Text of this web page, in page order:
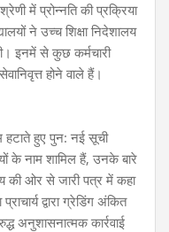
में प्रोन्नति की प्रक्रिया
ने उच्च शिक्षा निदेशालय
इनमें से कुछ कर्मचारी
होने वाले हैं।
हटाते हुए पुन: नई सूची
के नाम शामिल हैं, उनके बारे
की ओर से जारी पत्र में कहा
द्वारा ग्रेडिंग अंकित
अनुशासनात्मक कार्रवाई